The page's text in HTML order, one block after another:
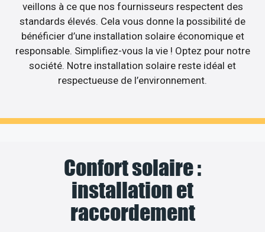
veillons à ce que nos fournisseurs respectent des
standards élevés. Cela vous donne la possibilité de
bénéficier d’une installation solaire économique et
responsable. Simplifiez-vous la vie ! Optez pour notre
société. Notre installation solaire reste idéal et
respectueuse de l’environnement.
Confort solaire :
installation et
raccordement